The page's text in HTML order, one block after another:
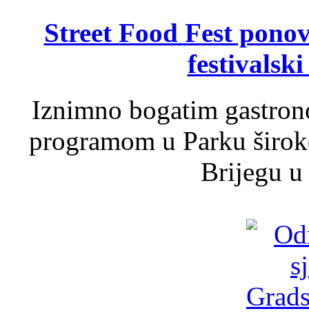
Street Food Fest
Iznimno bogatim
programom u Parku
Brijegu u